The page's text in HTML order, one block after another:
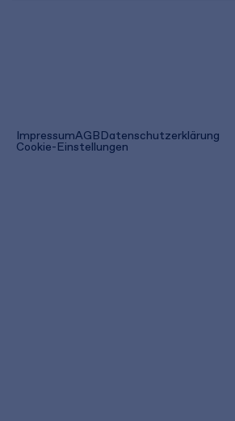
ImpressumAGB(öffnet
in
einem
Datenschutzerklärung
Cookie-Einstellungen